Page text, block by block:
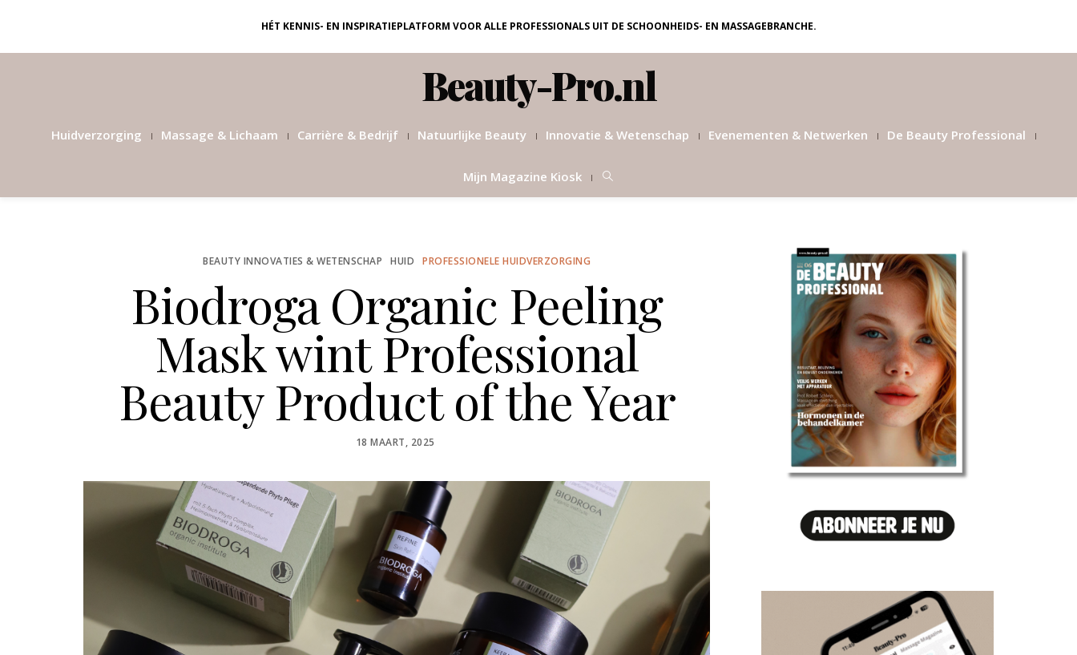
HÉT KENNIS- EN INSPIRATIEPLATFORM VOOR ALLE PROFESSIONALS UIT DE SCHOONHEIDS- EN MASSAGEBRANCHE.
Beauty-Pro.nl
Huidverzorging Massage & Lichaam Carrière & Bedrijf Natuurlijke Beauty Innovatie & Wetenschap Evenementen & Netwerken De Beauty Professional
Mijn Magazine Kiosk
BEAUTY INNOVATIES & WETENSCHAP HUID PROFESSIONELE HUIDVERZORGING
Biodroga Organic Peeling
Mask wint Professional
Beauty Product of the Year
POSTED
18 MAART, 2025